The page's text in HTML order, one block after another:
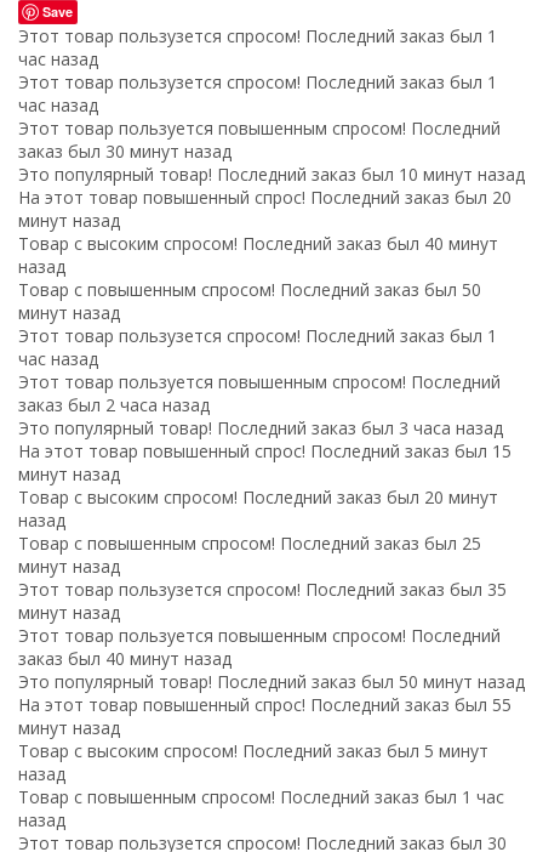
Save
Этот товар пользузется спросом! Последний заказ был 1
час назад
Этот товар пользузется спросом! Последний заказ был 1
час назад
Этот товар пользуется повышенным спросом! Последний
заказ был 30 минут назад
Это популярный товар! Последний заказ был 10 минут назад
На этот товар повышенный спрос! Последний заказ был 20
минут назад
Товар с высоким спросом! Последний заказ был 40 минут
назад
Товар с повышенным спросом! Последний заказ был 50
минут назад
Этот товар пользузется спросом! Последний заказ был 1
час назад
Этот товар пользуется повышенным спросом! Последний
заказ был 2 часа назад
Это популярный товар! Последний заказ был 3 часа назад
На этот товар повышенный спрос! Последний заказ был 15
минут назад
Товар с высоким спросом! Последний заказ был 20 минут
назад
Товар с повышенным спросом! Последний заказ был 25
минут назад
Этот товар пользузется спросом! Последний заказ был 35
минут назад
Этот товар пользуется повышенным спросом! Последний
заказ был 40 минут назад
Это популярный товар! Последний заказ был 50 минут назад
На этот товар повышенный спрос! Последний заказ был 55
минут назад
Товар с высоким спросом! Последний заказ был 5 минут
назад
Товар с повышенным спросом! Последний заказ был 1 час
назад
Этот товар пользузется спросом! Последний заказ был 30